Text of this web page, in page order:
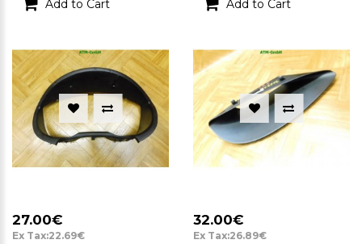
Add to Cart Add to Cart
27.00€
Ex Tax:22.69€
32.00€
Ex Tax:26.89€